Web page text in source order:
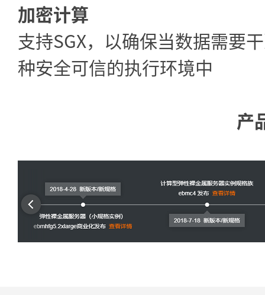
加密计算
支持SGX，以确保当数据需要
种安全可信的执行环境中
产